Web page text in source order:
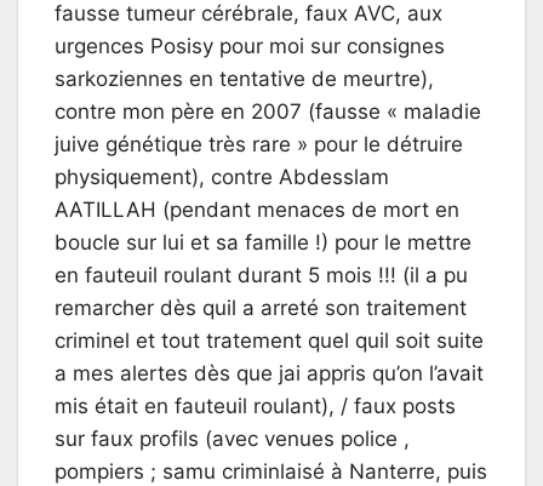
fausse tumeur cérébrale, faux AVC, aux
urgences Posisy pour moi sur consignes
sarkoziennes en tentative de meurtre),
contre mon père en 2007 (fausse « maladie
juive génétique très rare » pour le détruire
physiquement), contre Abdesslam
AATILLAH (pendant menaces de mort en
boucle sur lui et sa famille !) pour le mettre
en fauteuil roulant durant 5 mois !!! (il a pu
remarcher dès quil a arreté son traitement
criminel et tout tratement quel quil soit suite
a mes alertes dès que jai appris qu’on l’avait
mis était en fauteuil roulant), / faux posts
sur faux profils (avec venues police ,
pompiers ; samu criminlaisé à Nanterre, puis